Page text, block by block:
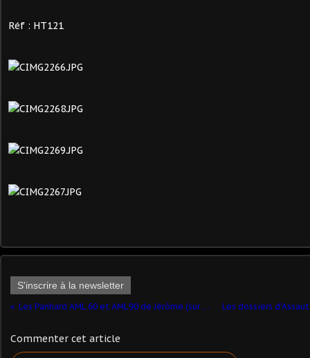
Réf : HT121
S'inscrire à la newsletter
Les Panhard AML 60 et AML90 de Jérôme (sur base Solido)
Commenter cet article